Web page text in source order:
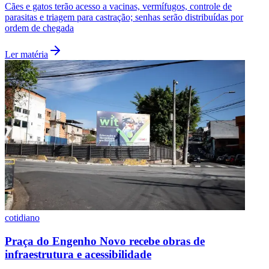
Santos
Cães e gatos terão acesso a vacinas, vermífugos, controle de
parasitas e triagem para castração; senhas serão distribuídas por
ordem de chegada
Ler matéria
cotidiano
Praça do Engenho Novo recebe obras de
infraestrutura e acessibilidade